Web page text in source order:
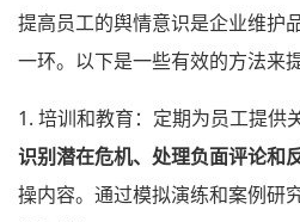
提高员工的舆情意识是企业维护
一环。以下是一些有效的方法来
1. 培训和教育：定期为员工提供
识别潜在危机、处理负面评论和
操内容。通过模拟演练和案例研